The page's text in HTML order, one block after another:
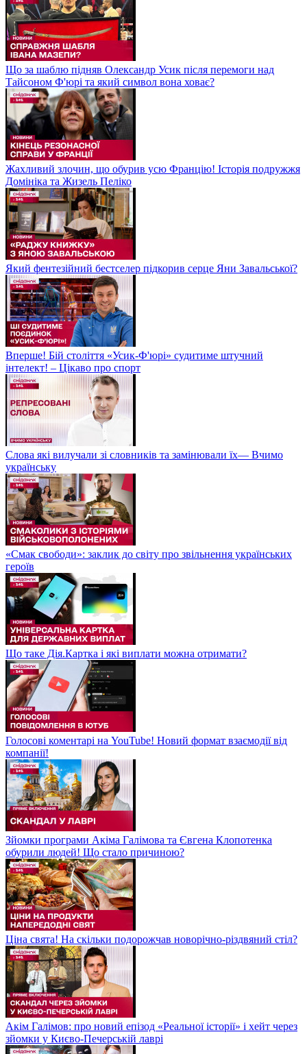
Що за шаблю підняв Олександр Усик після перемоги над
Тайсоном Ф'юрі та який символ вона ховає?
Жахливий злочин, що обурив усю Францію! Історія подружжя
Домініка та Жизель Пеліко
Який фентезійний бестселер підкорив серце Яни Завальської?
Вперше! Бій століття «Усик-Ф'юрі» судитиме штучний
інтелект! – Цікаво про спорт
Слова які вилучали зі словників та замінювали їх— Вчимо
українську
«Смак свободи»: заклик до світу про звільнення українських
героїв
Що таке Дія.Картка і які виплати можна отримати?
Голосові коментарі на YouTube! Новий формат взаємодії від
компанії!
Зйомки програми Акіма Галімова та Євгена Клопотенка
обурили людей! Що стало причиною?
Ціна свята! На скільки подорожчав новорічно-різдвяний стіл?
Акім Галімов: про новий епізод «Реальної історії» і хейт через
зйомки у Києво-Печерській лаврі